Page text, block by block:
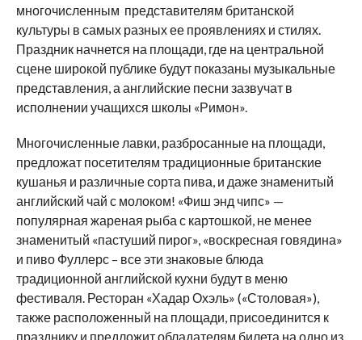
многочисленным представителям британской
культуры в самых разных ее проявлениях и стилях.
Праздник начнется на площади, где на центральной
сцене широкой публике будут показаны музыкальные
представления, а английские песни зазвучат в
исполнении учащихся школы «Римон».
Многочисленные лавки, разбросанные на площади,
предложат посетителям традиционные британские
кушанья и различные сорта пива, и даже знаменитый
английский чай с молоком! «Фиш энд чипс» —
популярная жареная рыба с картошкой, не менее
знаменитый «пастуший пирог», «воскресная говядина»
и пиво Фуллерс – все эти знаковые блюда
традиционной английской кухни будут в меню
фестиваля. Ресторан «Хадар Охэль» («Столовая»),
также расположенный на площади, присоединится к
празднику и предложит обладателям билета на одно из